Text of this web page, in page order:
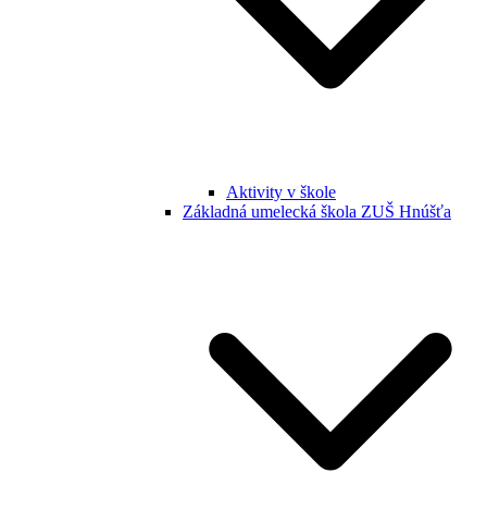
Aktivity v škole
Základná umelecká škola ZUŠ Hnúšťa